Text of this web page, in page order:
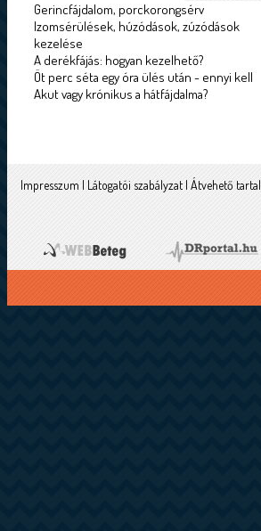
Gerincfájdalom, porckorongsérv
Izomsérülések, húzódások, zúzódások
kezelése
A derékfájás: hogyan kezelhető?
Öt perc séta egy óra ülés után - ennyi kell
Akut vagy krónikus a hátfájdalma?
Impresszum | Látogatói szabályzat | Átvehető